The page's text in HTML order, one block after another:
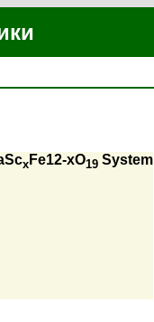
xFe12-xO19System